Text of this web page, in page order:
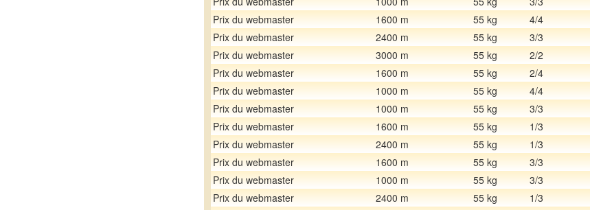
Prix du webmaster
1600 m 55 kg 4/4
Prix du webmaster
2400 m 55 kg 3/3
Prix du webmaster
3000 m 55 kg 2/2
Prix du webmaster
1600 m 55 kg 2/4
Prix du webmaster
1000 m 55 kg 4/4
Prix du webmaster
1000 m 55 kg 3/3
Prix du webmaster
1600 m 55 kg 1/3
Prix du webmaster
2400 m 55 kg 1/3
Prix du webmaster
1600 m 55 kg 3/3
Prix du webmaster
1000 m 55 kg 3/3
Prix du webmaster
2400 m 55 kg 1/3